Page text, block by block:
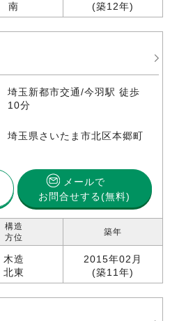
南
(築12年)
埼玉新都市交通/今羽駅 徒歩
10分
埼玉県さいたま市北区本郷町
メールで
お問合せする(無料)
構造
方位
木造
北東
築年
2015年02月
(築11年)